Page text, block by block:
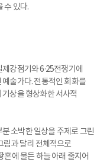
수 있다.
강점기와 6·25전쟁기에
술가다. 전통적인 회화를
상을 형상화한 서사적
소박한 일상을 주제로 그린
림과 달리 전체적으로
에 물든 하늘 아래 줄지어